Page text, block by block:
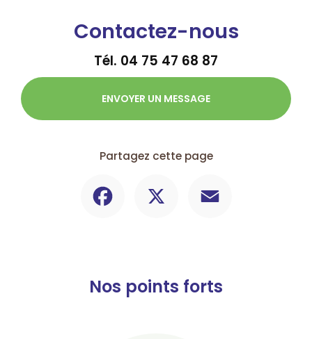
Contactez-nous
Tél. 04 75 47 68 87
ENVOYER UN MESSAGE
Partagez cette page
Nos points forts